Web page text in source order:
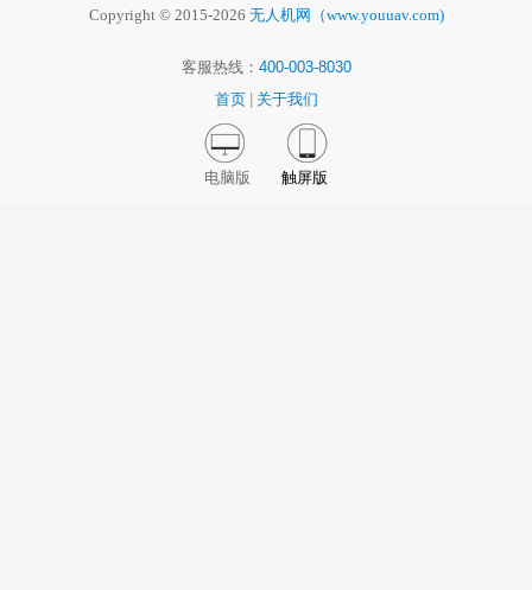
Copyright © 2015-2026 无人机网（www.youuav.com)
客服热线： 400-003-8030
首页
关于我们
电脑版 触屏版